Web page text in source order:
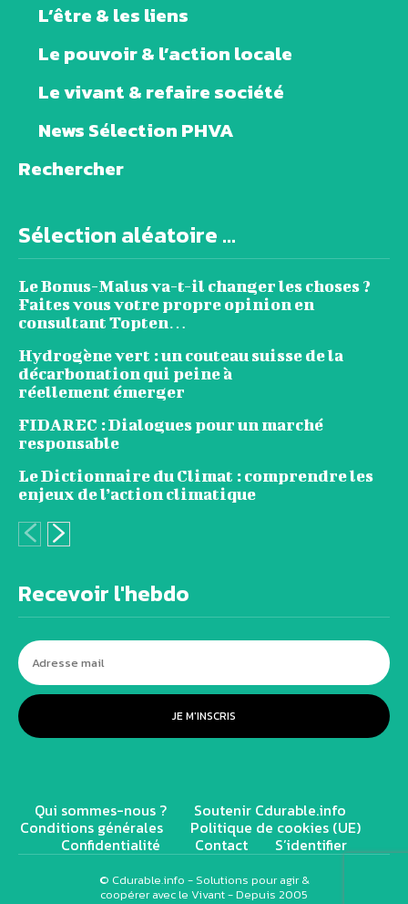
L’être & les liens
Le pouvoir & l’action locale
Le vivant & refaire société
News Sélection PHVA
Rechercher
Sélection aléatoire ...
Le Bonus-Malus va-t-il changer les choses ?
Faites vous votre propre opinion en
consultant Topten…
Hydrogène vert : un couteau suisse de la
décarbonation qui peine à
réellement émerger
FIDAREC : Dialogues pour un marché
responsable
Le Dictionnaire du Climat : comprendre les
enjeux de l’action climatique
Recevoir l'hebdo
JE M'INSCRIS
Qui sommes-nous ? Soutenir Cdurable.info
Conditions générales Politique de cookies (UE)
Confidentialité Contact S’identifier
© Cdurable.info - Solutions pour agir &
coopérer avec le Vivant - Depuis 2005